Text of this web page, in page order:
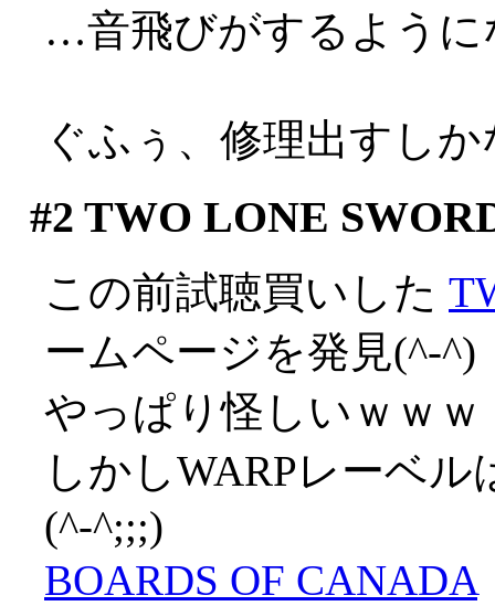
…音飛びがするように
ぐふぅ、修理出すし
#2 TWO LONE
この前試聴買いした
ームページを発見(^-^)
やっぱり怪しいｗｗｗ
しかしWARPレーベ
(^-^;;;)
BOARDS OF CANADA